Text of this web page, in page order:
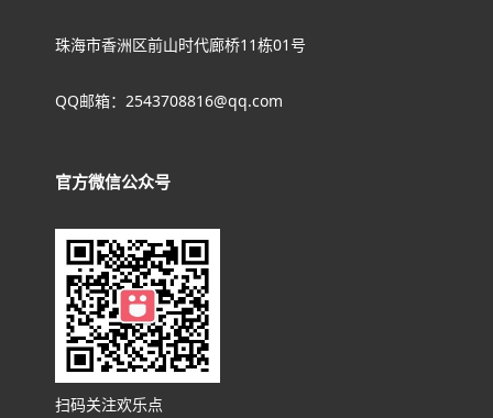
珠海市香洲区前山时代廊桥11栋01号
QQ邮箱：2543708816@qq.com
官方微信公众号
扫码关注欢乐点